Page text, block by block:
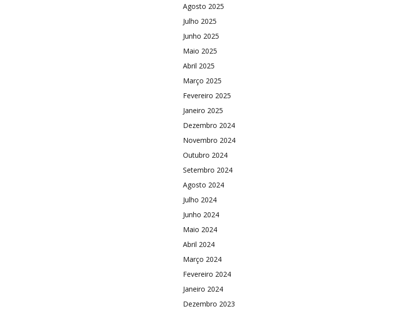
Agosto 2025
Julho 2025
Junho 2025
Maio 2025
Abril 2025
Março 2025
Fevereiro 2025
Janeiro 2025
Dezembro 2024
Novembro 2024
Outubro 2024
Setembro 2024
Agosto 2024
Julho 2024
Junho 2024
Maio 2024
Abril 2024
Março 2024
Fevereiro 2024
Janeiro 2024
Dezembro 2023